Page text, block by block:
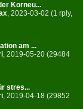
Korneu...
, 2023-03-02 (1 rply,
am ...
, 2019-05-20 (29484
stres...
, 2019-04-18 (29852